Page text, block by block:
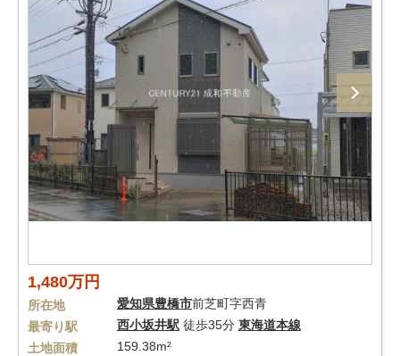
1,480万円
所在地 愛知県豊橋市前芝町字西青
最寄り駅
西小坂井駅 徒歩35分 東海道本線
土地面積
159.38m²